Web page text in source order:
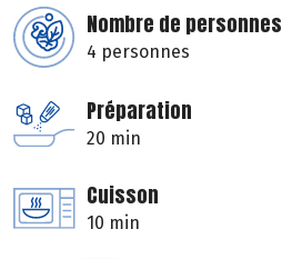
Nombre de personnes
4 personnes
Préparation
20 min
Cuisson
10 min